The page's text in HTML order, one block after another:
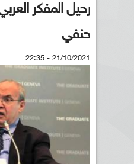
رحيل المفكر
حنفي
21/10/2021 - 22:35